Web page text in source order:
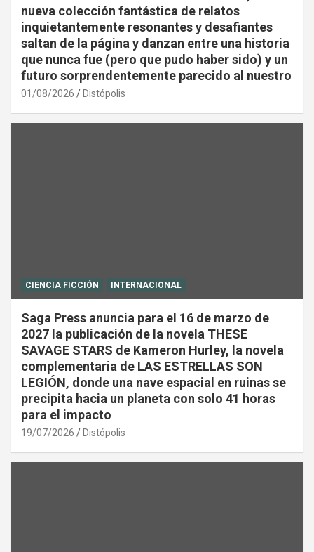
nueva colección fantástica de relatos
inquietantemente resonantes y desafiantes
saltan de la página y danzan entre una historia
que nunca fue (pero que pudo haber sido) y un
futuro sorprendentemente parecido al nuestro
01/08/2026 Distópolis
CIENCIA FICCIÓN INTERNACIONAL
Saga Press anuncia para el 16 de marzo de
2027 la publicación de la novela THESE
SAVAGE STARS de Kameron Hurley, la novela
complementaria de LAS ESTRELLAS SON
LEGIÓN, donde una nave espacial en ruinas se
precipita hacia un planeta con solo 41 horas
para el impacto
19/07/2026 Distópolis